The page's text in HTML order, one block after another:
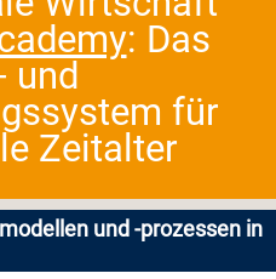
: Das
und
für
Zeitalter
und -prozessen in